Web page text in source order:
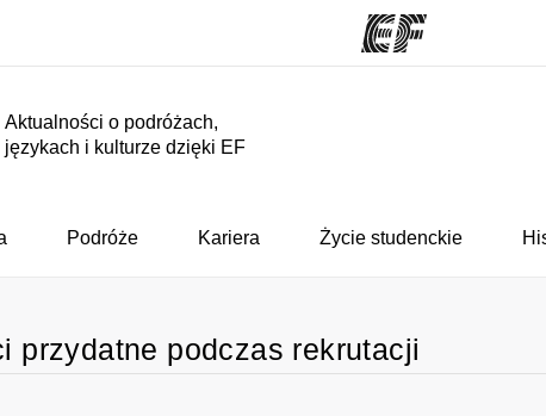
Nasze programy
Aktualności o podróżach,
językach i kulturze dzięki EF
Podróże Kariera Życie studenckie
przydatne podczas rekrutacji